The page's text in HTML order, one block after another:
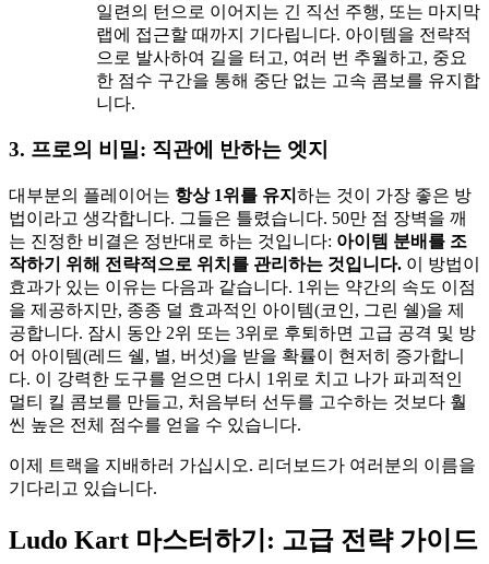
일련의 턴으로 이어지는 긴 직선 주행, 또는 마지막
랩에 접근할 때까지 기다립니다. 아이템을 전략적
으로 발사하여 길을 터고, 여러 번 추월하고, 중요
한 점수 구간을 통해 중단 없는 고속 콤보를 유지합
니다.
3. 프로의 비밀: 직관에 반하는 엣지
대부분의 플레이어는 항상 1위를 유지 하는 것이 가장 좋은 방
법이라고 생각합니다. 그들은 틀렸습니다. 50만 점 장벽을 깨
는 진정한 비결은 정반대로 하는 것입니다: 아이템 분배를 조
작하기 위해 전략적으로 위치를 관리하는 것입니다. 이 방법이
효과가 있는 이유는 다음과 같습니다. 1위는 약간의 속도 이점
을 제공하지만, 종종 덜 효과적인 아이템(코인, 그린 쉘)을 제
공합니다. 잠시 동안 2위 또는 3위로 후퇴하면 고급 공격 및 방
어 아이템(레드 쉘, 별, 버섯)을 받을 확률이 현저히 증가합니
다. 이 강력한 도구를 얻으면 다시 1위로 치고 나가 파괴적인
멀티 킬 콤보를 만들고, 처음부터 선두를 고수하는 것보다 훨
씬 높은 전체 점수를 얻을 수 있습니다.
이제 트랙을 지배하러 가십시오. 리더보드가 여러분의 이름을
기다리고 있습니다.
Ludo Kart 마스터하기: 고급 전략 가이드